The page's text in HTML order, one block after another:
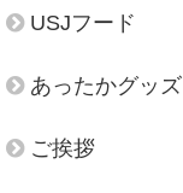
USJフード
あったかグッズ
ご挨拶